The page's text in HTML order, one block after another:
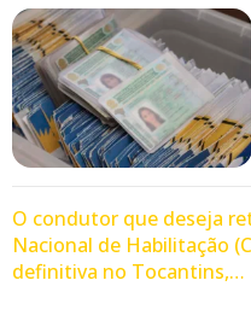
O condutor que deseja
Nacional de Habilitação
definitiva no Tocantins,…